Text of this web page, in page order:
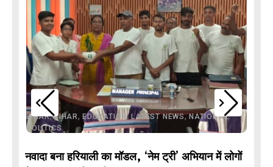
BIHAR,BIHAR, EDUCATION,LATEST NEWS,NATIONAL,
POLITICS
नवादा बना हरियाली का मॉडल, ‘नेम ट्री’ अभियान में लोगों